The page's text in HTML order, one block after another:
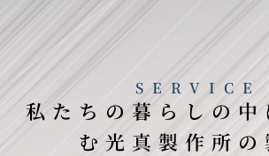
SERVICE
私たちの暮らしの中
む光真製作所の